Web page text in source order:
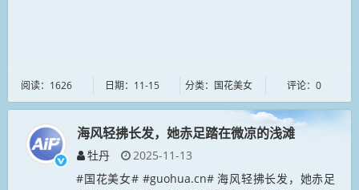
阅读：1626 日期：11-15 分类：国花美女 评论：0
海风轻拂长发，她赤足踏在微凉的浅滩
牡丹
2025-11-13
#国花美女# #guohua.cn# 海风轻拂长发，她赤足